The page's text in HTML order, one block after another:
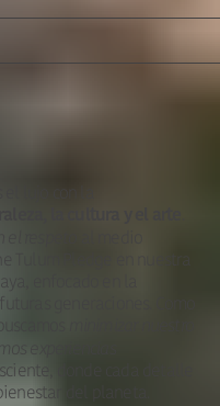
lujo con la
la cultura y el arte
respeto
Tulum Pledge en nuestra
enfocado en la
generaciones. Como
experiencias
donde cada detalle
del planeta.